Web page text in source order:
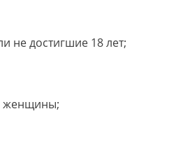
не достигшие 18 лет;
женщины;